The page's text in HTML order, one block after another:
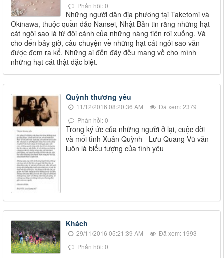
Phản hồi: 0
Những người dân địa phương tại Taketomi và
Okinawa, thuộc quần đảo Nansei, Nhật Bản tin rằng những hạt
cát ngôi sao là từ đôi cánh của những nàng tiên rơi xuống. Và
cho đến bây giờ, câu chuyện về những hạt cát ngôi sao vẫn
được đem ra kể. Những ai đến đây đều mang về cho mình
những hạt cát thật đặc biệt.
Quỳnh thương yêu
11/12/2016 08:20:36 AM
Đã xem: 2379
Phản hồi: 0
Trong ký ức của những người ở lại, cuộc đời
và mối tình Xuân Quỳnh - Lưu Quang Vũ vẫn
luôn là biểu tượng của tình yêu
Khách
29/11/2016 05:21:39 AM
Đã xem: 1993
Phản hồi: 0